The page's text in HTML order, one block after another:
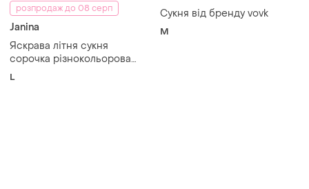
розпродаж до 08 серп
Janina
Яскрава літня сукня
сорочка різнокольорова
janina l
L
Сукня від бренду vovk
M